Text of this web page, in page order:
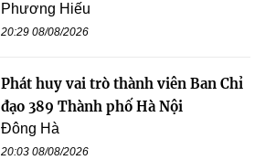
Phương Hiếu
20:29 08/08/2026
Phát huy vai trò thành viên Ban Chỉ
đạo 389 Thành phố Hà Nội
Đông Hà
20:03 08/08/2026